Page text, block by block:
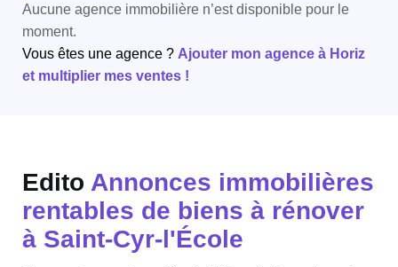
Aucune agence immobilière n’est disponible pour le
moment.
Vous êtes une agence ? Ajouter mon agence à Horiz
et multiplier mes ventes !
Edito Annonces immobilières
rentables de biens à rénover
à Saint-Cyr-l'École